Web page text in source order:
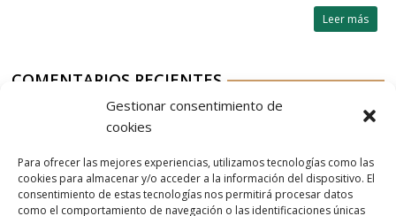
Gestionar consentimiento de
cookies
Para ofrecer las mejores experiencias, utilizamos tecnologías como las
cookies para almacenar y/o acceder a la información del dispositivo. El
consentimiento de estas tecnologías nos permitirá procesar datos
como el comportamiento de navegación o las identificaciones únicas
Leer más
COMENTARIOS RECIENTES
Nordés Vermouth Rojo
Aurelio G-MenNordés Vermouth Rojo
AitorenNordés Vermouth Rojo